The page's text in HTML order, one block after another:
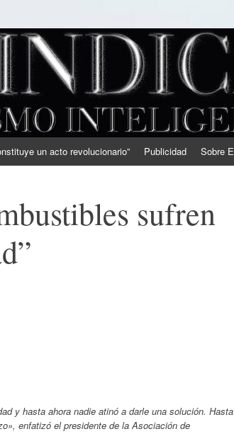
un acto revolucionario” Publicidad Sobre
sufren
y hasta ahora nadie atinó a darle una solución. Hasta
enfatizó el presidente de la Asociación de